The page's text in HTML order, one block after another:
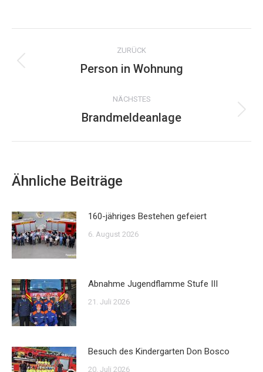
WhatsApp
Kommentarnavigation
ZURÜCK
Vorheriger
Person in Wohnung
NÄCHSTES
Nächster
Brandmeldeanlage
Ähnliche Beiträge
160-jähriges Bestehen gefeiert
6. August 2026
Abnahme Jugendflamme Stufe III
21. Juli 2026
Besuch des Kindergarten Don Bosco
20. Juli 2026